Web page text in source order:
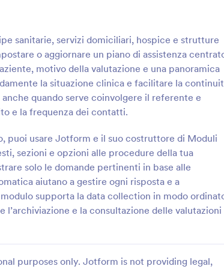
sanitarie, servizi domiciliari, hospice e strutture
o aggiornare un piano di assistenza
motivo della valutazione e una panoramica
la situazione clinica e facilitare la
quando serve coinvolgere il referente e
e la frequenza dei contatti.
puoi usare Jotform e il suo costruttore di Moduli
sezioni e opzioni alle procedure della tua
solo le domande pertinenti in base alle
aiutano a gestire ogni risposta e a
supporta la data collection in modo
e la consultazione delle valutazioni
purposes only. Jotform is not providing legal,
Palliativa
con il Modulo di
hospice, servizi
che
comunicazioni e
:
in hospice con il Modulo di
volontari in hospice di Jotform,
associazioni e strutture socio-
vogliono gestire disponibilità,
contatti in un unico flusso.
Go to Category:
Moduli Case di Riposo
Usa Template